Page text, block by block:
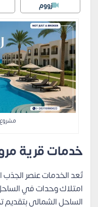
زووم
خدمات قرية
تُعد الخدمات عنصر الجذب
امتلاك وحدات في
الساحل الشمالي بتقديم